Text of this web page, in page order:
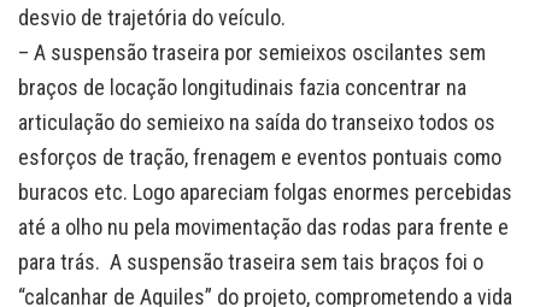
desvio de trajetória do veículo.
– A suspensão traseira por semieixos oscilantes sem
braços de locação longitudinais fazia concentrar na
articulação do semieixo na saída do transeixo todos os
esforços de tração, frenagem e eventos pontuais como
buracos etc. Logo apareciam folgas enormes percebidas
até a olho nu pela movimentação das rodas para frente e
para trás. A suspensão traseira sem tais braços foi o
“calcanhar de Aquiles” do projeto, comprometendo a vida